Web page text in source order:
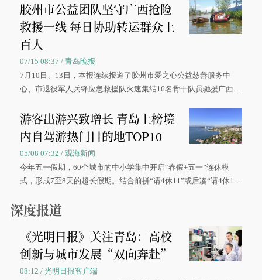
胶州市公益团队坚守广西抢险
救援一线 每日协助转运群众上
百人
07/15 08:37 / 青岛晚报
7月10日、13日，本报连续报道了胶州市爱之心公益慈善服务中
心、市退役军人兵锋应急救援队火速集结16名骨干队员驰援广西灾
游客出游兴致增长 青岛上榜境
内自驾游热门目的地TOP10
05/08 07:32 / 观海新闻
今年五一假期，60个城市的中小学集中开启“春假+五一”连休模
式，形成7至8天的超长假期。结合前拼“请4休11”或后凑“请4休1
深度报道
《光明日报》关注青岛：高校
创新与城市发展“双向奔赴”
08:12 / 光明日报客户端